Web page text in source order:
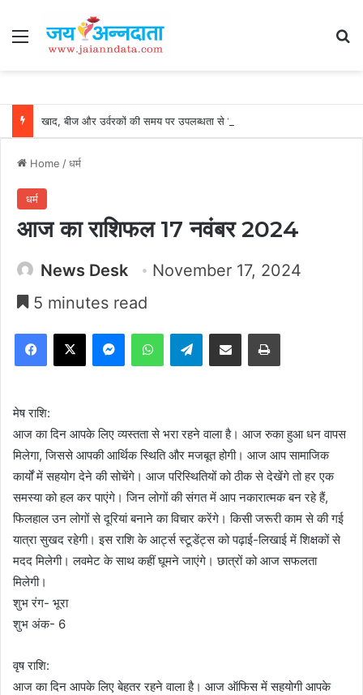
Menu
Home /धर्म
धर्म
आज का राशिफल 17 नवंबर 2024
News Desk
November 17, 2024
5 minutes read
Facebook
X MessengerWhatsAppTelegramShare via Email Print
मेष राशि:
आज का दिन आपके लिए व्यस्तता से भरा रहने वाला है। आज रुका हुआ धन वापस
मिलेगा, जिससे आपकी आर्थिक स्थिति और मजबूत होगी। आज आप सामाजिक
कार्यों में सहयोग देने की सोचेंगे। आज परिस्थितियों को ठीक से देखेंगे तो हर एक
समस्या को हल कर पाएंगे। जिन लोगों की संगत में आप नकारात्मक बन रहे हैं,
फिलहाल उन लोगों से दूरियां बनाने का विचार करेंगे। किसी जरूरी काम से की गई
यात्रा सुखद रहेगी। इस राशि के आर्ट्स स्टूडेंट्स को पढ़ाई-लिखाई में शिक्षकों से
मदद मिलेगी। लवमेट के साथ कहीं घूमने जाएंगे। छात्रों को आज सफलता
मिलेगी।
शुभ रंग- भूरा
शुभ अंक- 6
वृष राशि:
आज का दिन आपके लिए बेहतर रहने वाला है। आज ऑफिस में सहयोगी आपके